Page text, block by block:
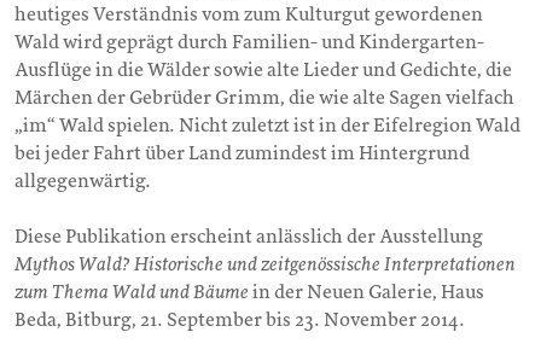
heutiges Verständnis vom zum Kulturgut gewordenen
Wald wird geprägt durch Familien- und Kindergarten-
Ausflüge in die Wälder sowie alte Lieder und Gedichte, die
Märchen der Gebrüder Grimm, die wie alte Sagen vielfach
„im“ Wald spielen. Nicht zuletzt ist in der Eifelregion Wald
bei jeder Fahrt über Land zumindest im Hintergrund
allgegenwärtig.
Diese Publikation erscheint anlässlich der Ausstellung
Mythos Wald? Historische und zeitgenössische Interpretationen
zum Thema Wald und Bäume in der Neuen Galerie, Haus
Beda, Bitburg, 21. September bis 23. November 2014.